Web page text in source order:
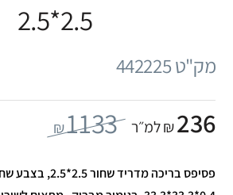
2.5*2.5
מק"ט 442225
236₪ למ״ר 1133
₪
פסיפס בריכה מדריד